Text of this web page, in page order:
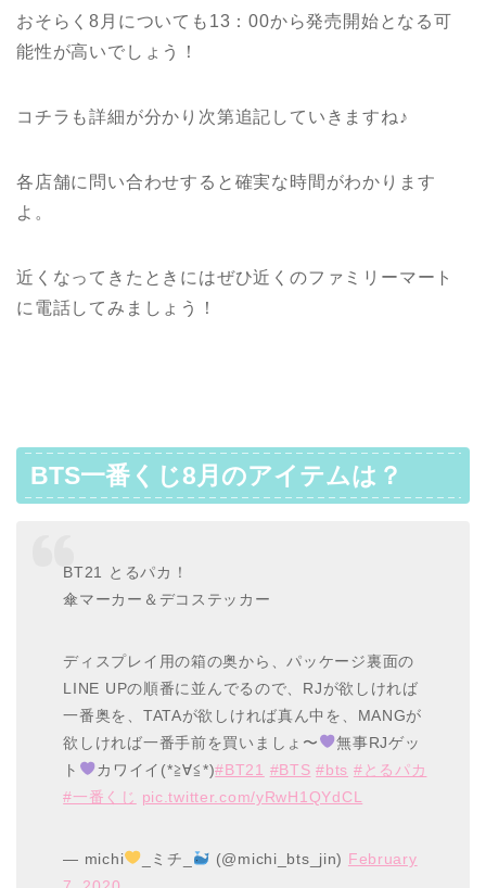
おそらく8月についても13：00から発売開始となる可
能性が高いでしょう！
コチラも詳細が分かり次第追記していきますね♪
各店舗に問い合わせすると確実な時間がわかります
よ。
近くなってきたときにはぜひ近くのファミリーマート
に電話してみましょう！
BTS一番くじ8月のアイテムは？
BT21 とるパカ！
傘マーカー＆デコステッカー
ディスプレイ用の箱の奥から、パッケージ裏面の
LINE UPの順番に並んでるので、RJが欲しければ
一番奥を、TATAが欲しければ真ん中を、MANGが
欲しければ一番手前を買いましょ〜
無事RJゲッ
ト
カワイイ(*≧∀≦*)#BT21 #BTS #bts #とるパカ
#一番くじ pic.twitter.com/yRwH1QYdCL
— michi _ミチ_ (@michi_bts_jin) February